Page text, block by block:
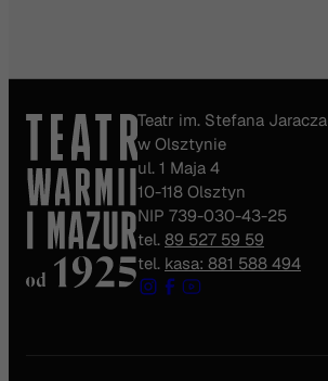
Teatr im. Stefana Jaracza
w Olsztynie
ul. 1 Maja 4
10-118 Olsztyn
NIP 739-030-43-25
tel. 89 527 59 59
tel. kasa: 881 588 494